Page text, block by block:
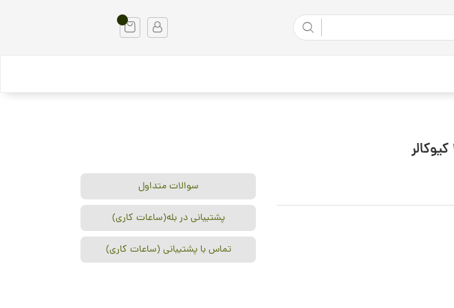
سوالات متداول
پشتیبانی در بله(ساعات کاری)
تماس با پشتیبانی (ساعات کاری)